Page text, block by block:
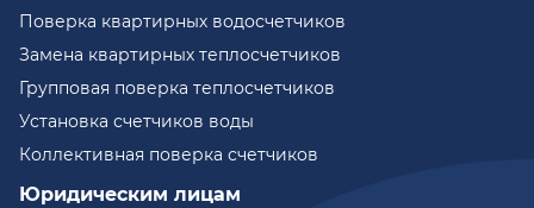
Поверка квартирных водосчетчиков
Замена квартирных теплосчетчиков
Групповая поверка теплосчетчиков
Установка счетчиков воды
Коллективная поверка счетчиков
Юридическим лицам